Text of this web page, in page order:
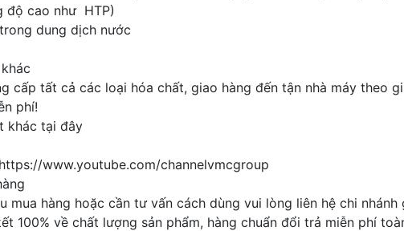
độ cao như HTP)
dung dịch nước
cấp tất cả các loại hóa chất, giao hàng đến tận nhà máy
phí!
khác tại đây
www.youtube.com/channelvmcgroup
mua hàng hoặc cần tư vấn cách dùng vui lòng liên hệ chi
100% về chất lượng sản phẩm, hàng chuẩn đổi trả miễn phí